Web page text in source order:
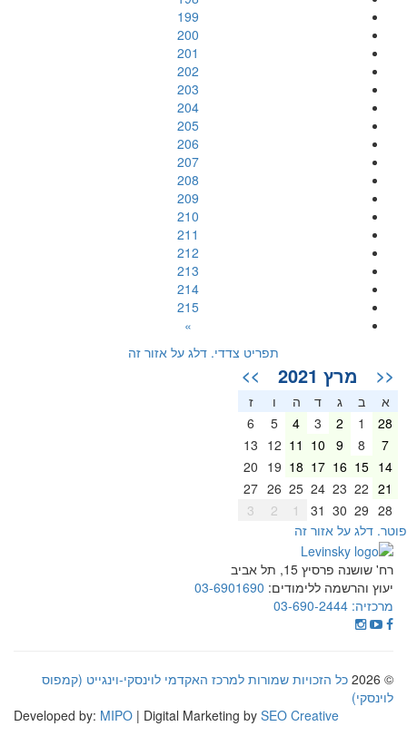
199
200
201
202
203
204
205
206
207
208
209
210
211
212
213
214
215
»
תפריט צדדי. דלג על אזור זה
<< מרץ 2021 >>
א ב ג ד ה
ז
28
2
3
4
5
6
7
8
9
10
11
12
13
14
15
16
17
18
19
20
21
22
23
24
25
26
27
28
29
30
31
2
3
דלג על אזור זה
רח' שושנה פרסיץ 15, תל אביב
יעוץ והרשמה ללימודים: 03-6901690
מרכזיה: 03-690-2444
© 2026
כל הזכויות שמורות למרכז האקדמי לוינסקי-וינגייט (קמפוס
לוינסקי)
Developed by:MIPO | Digital Marketing bySEO Creative